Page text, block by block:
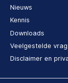
Nieuws
Kennis
Downloads
Veelgestelde
Disclaimer en